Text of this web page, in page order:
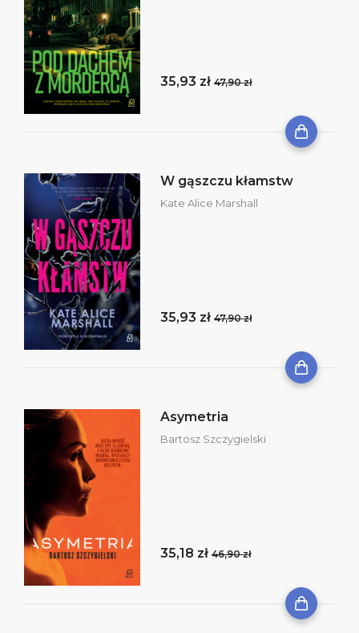
35,93 zł 47,90 zł
W gąszczu kłamstw
Kate Alice Marshall
35,93 zł 47,90 zł
Asymetria
Bartosz Szczygielski
35,18 zł 46,90 zł